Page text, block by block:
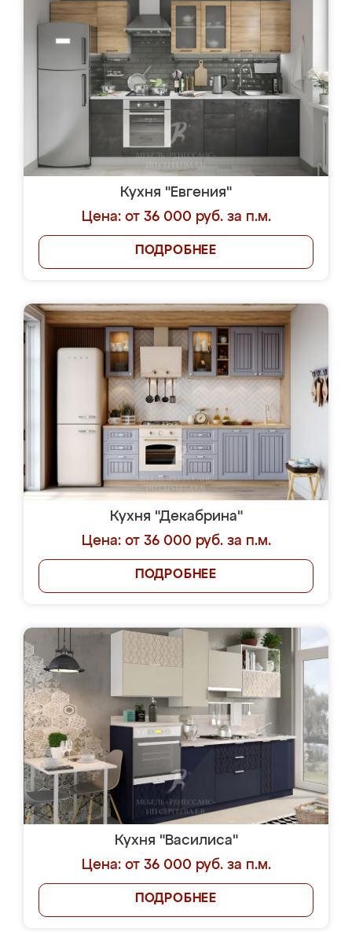
Кухня "Евгения"
Цена: от 36 000 руб. за п.м.
ПОДРОБНЕЕ
Кухня "Декабрина"
Цена: от 36 000 руб. за п.м.
ПОДРОБНЕЕ
Кухня "Василиса"
Цена: от 36 000 руб. за п.м.
ПОДРОБНЕЕ